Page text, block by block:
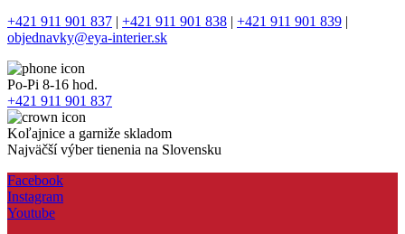
+421 911 901 837 | +421 911 901 838 | +421 911 901 839 |
objednavky@eya-interier.sk
Po-Pi 8-16 hod.
+421 911 901 837
Koľajnice a garniže skladom
Najväčší výber tienenia na Slovensku
Facebook
Instagram
Youtube